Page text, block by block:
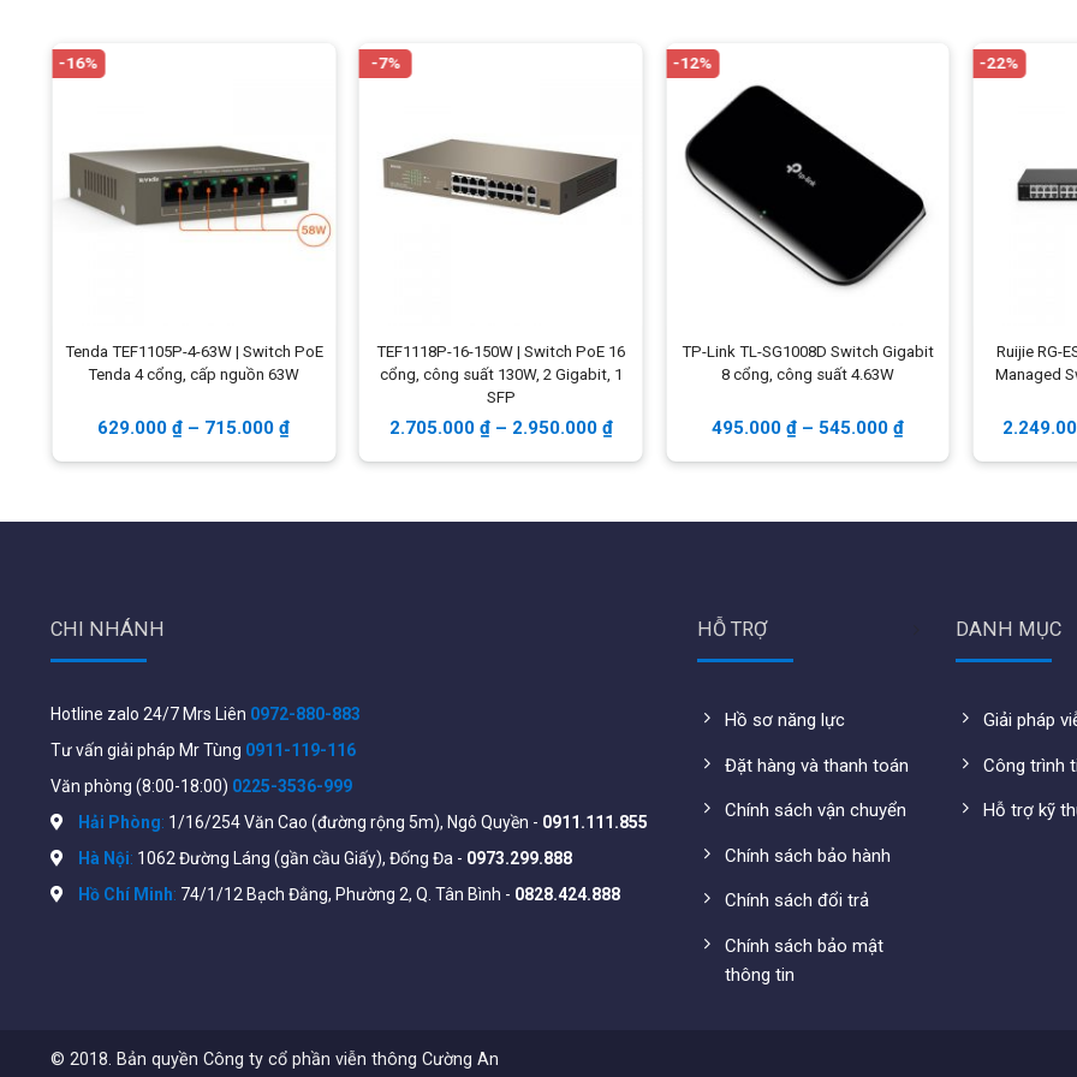
nhỏ.
Khả năng cấp nguồn qua Ethernet hỗ trợ những thiết bị như wifi, camera, điện thoại IP,.. với công suất PoE+ là
trên mỗi cổng của switch, với tổng công suất lên đến
195Wtrên 24 cổng.
Switch CiscoCBS220-24P-4G
có đầy đủ tính năng của layer 2 như Spanning Tree Protocol, Port
grouping, VLAN, Auto voice VLAN, QinQ VLAN, và các tính năng bảo mật an toàn và tin cậy như ACLs, Port
Tính năng chính Cisco CBS220-24P-4G-EU
Tỷ lệ chuyển tiếp:41.66mpps
-16%
Tenda TEF1105P-4-63W | Switch PoE
Tenda 4 cổng, cấp nguồn 63W
629.000₫ – 715.000₫
-7%
TEF1118P-16-150W | Switch PoE 16
cổng, công suất 130W, 2 Gigabit, 1
SFP
2.705.000 ₫– 2.950.000 ₫
-12%
TP-Link TL-SG1008D Switch Gigabit
8 cổng, công suất 4.63W
495.000 ₫– 545.000 ₫
-22%
Ruijie RG-
Managed
CHI NHÁNH
Hotline zalo 24/7 Mrs Liên 0972-880-883
Tư vấn giải pháp Mr Tùng 0911-119-116
Văn phòng (8:00-18:00) 0225-3536-999
Hải Phòng: 1/16/254 Văn Cao (đường rộng 5m), Ngô Quyền - 0911.111.855
Hà Nội: 1062 Đường Láng (gần cầu Giấy), Đống Đa - 0973.299.888
Hồ Chí Minh: 74/1/12 Bạch Đằng, Phường 2, Q. Tân Bình - 0828.424.888
HỖ TRỢ
Hồ sơ năng lực
Đặt hàng và thanh toán
Chính sách vận chuyển
Chính sách bảo hành
Chính sách đổi trả
Chính sách bảo mật
thông tin
DANH MỤC
Giải pháp
Công trình
Hỗ trợ kỹ
© 2018. Bản quyền Công ty cổ phần viễn thông Cường An